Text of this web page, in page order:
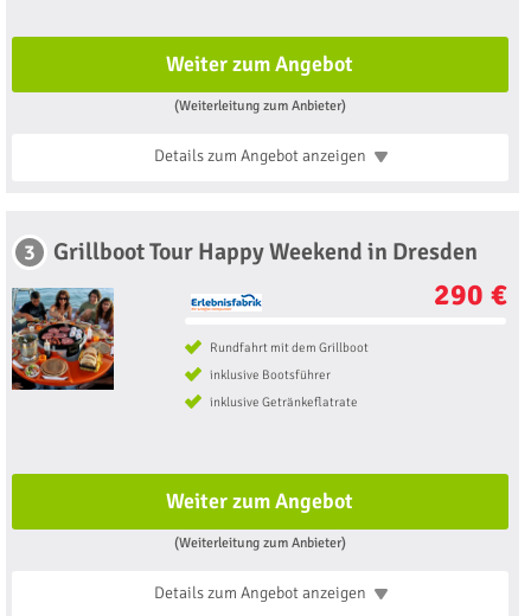
Weiter zum Angebot
(Weiterleitung zum Anbieter)
Details zum Angebotanzeigen
3 Grillboot Tour Happy Weekend in Dresden
290 €
Rundfahrt mit dem Grillboot
inklusive Bootsführer
inklusive Getränkeflatrate
Weiter zum Angebot
(Weiterleitung zum Anbieter)
Details zum Angebotanzeigen